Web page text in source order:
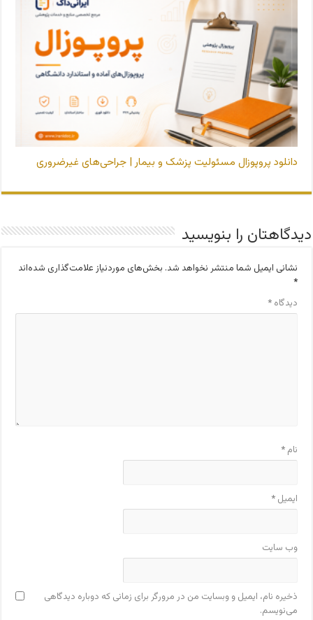
دانلود پروپوزال مسئولیت پزشک و بیمار | جراحی‌های غیرضروری
دیدگاهتان را بنویسید
نشانی ایمیل شما منتشر نخواهد شد. بخش‌های موردنیاز علامت‌گذاری شده‌اند
*
دیدگاه*
نام*
ایمیل*
وب‌ سایت
ذخیره نام، ایمیل و وبسایت من در مرورگر برای زمانی که دوباره دیدگاهی
می‌نویسم.